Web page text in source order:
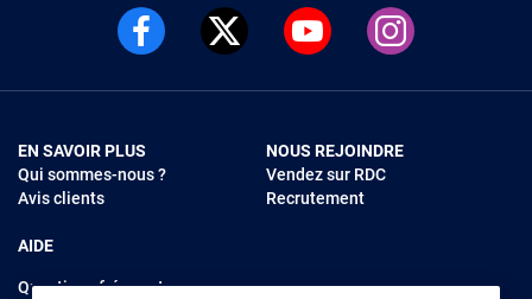
EN SAVOIR PLUS
Qui sommes-nous ?
Avis clients
AIDE
Questions fréquentes
NOUS REJOINDRE
Vendez sur RDC
Recrutement